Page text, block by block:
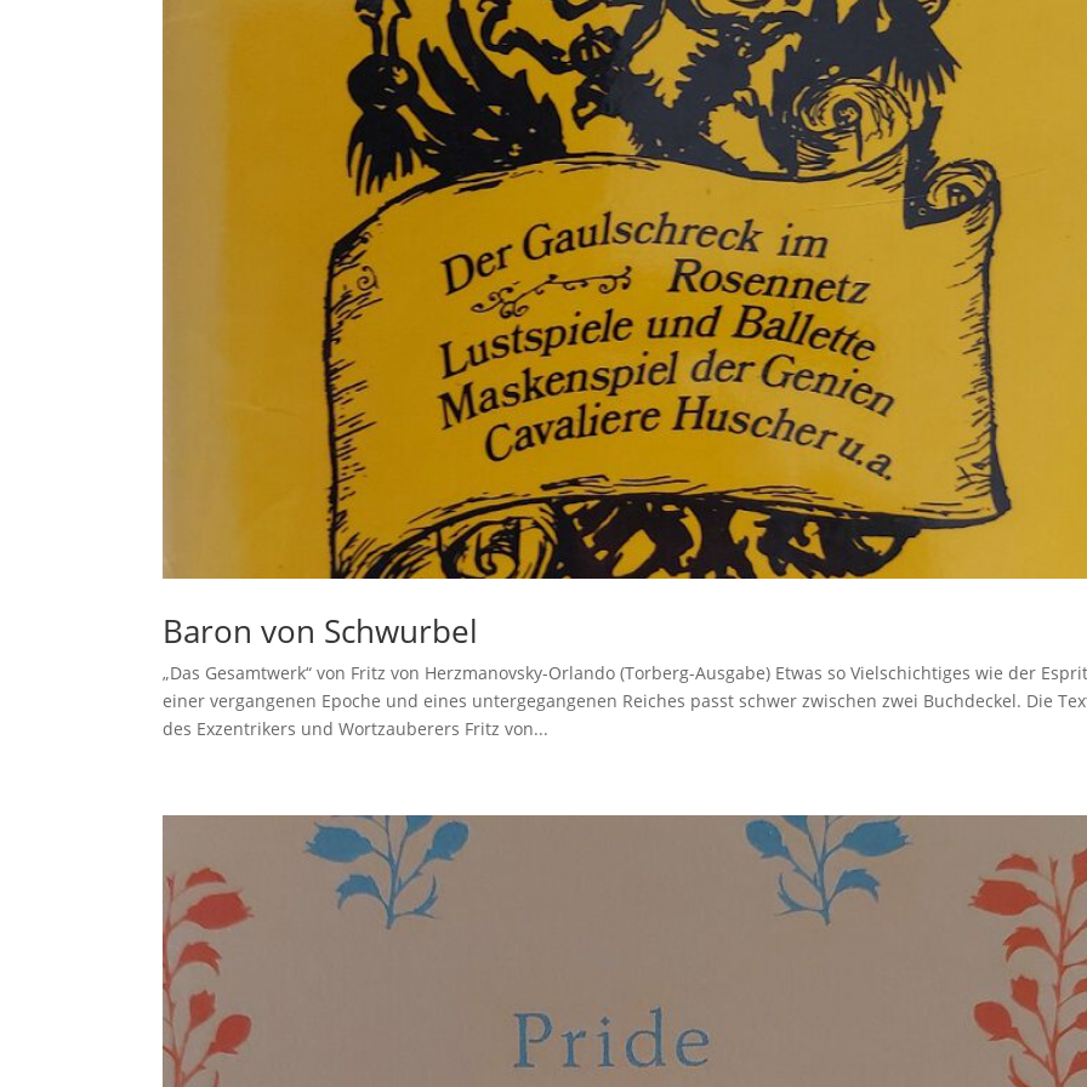
Baron von Schwurbel
„Das Gesamtwerk“ von Fritz von Herzmanovsky-Orlando (Torberg-Ausgabe) Etwas so Vielschichtiges wie der
einer vergangenen Epoche und eines untergegangenen Reiches passt schwer zwischen zwei Buchdeckel. Die
des Exzentrikers und Wortzauberers Fritz von...